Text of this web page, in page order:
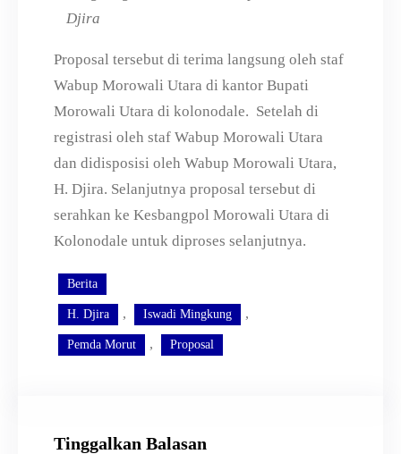
Djira
Proposal tersebut di terima langsung oleh staf
Wabup Morowali Utara di kantor Bupati
Morowali Utara di kolonodale. Setelah di
registrasi oleh staf Wabup Morowali Utara
dan didisposisi oleh Wabup Morowali Utara,
H. Djira. Selanjutnya proposal tersebut di
serahkan ke Kesbangpol Morowali Utara di
Kolonodale untuk diproses selanjutnya.
Berita
H. Djira , Iswadi Mingkung ,
Pemda Morut , Proposal
Tinggalkan Balasan